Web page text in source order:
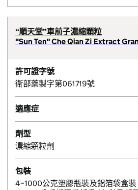
“順天堂”車前子濃縮顆粒
"Sun Ten" Che Qian Zi Extract
許可證字號
衛部藥製字第061719號
適應症
劑型
濃縮顆粒劑
包裝
4~1000公克塑膠瓶裝及鋁箔袋盒裝